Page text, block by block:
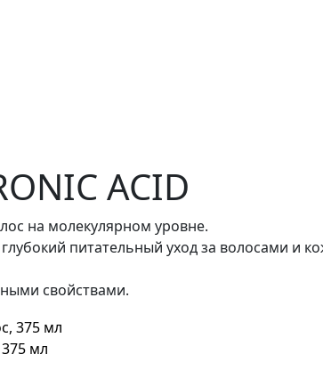
ACID
на молекулярном уровне.
питательный уход за волосами и
свойствами.
мл